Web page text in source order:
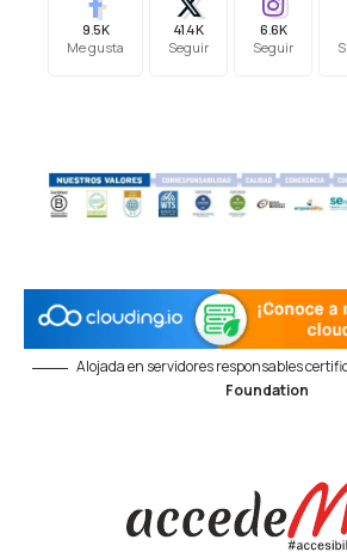
9.5K
Me gusta
41.4K
Seguir
6.6K
Seguir
Alojada en servidores responsables
Foundation